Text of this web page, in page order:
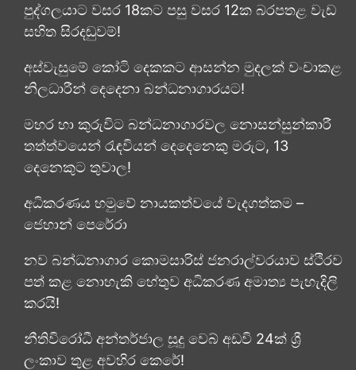
පුද්ගලයාට වසර 18කට පසු වසර 12ක බරපතළ වැඩ
සහිත සිරදඬුවම්!
අස්වැසුමේ කෝටි දෙකකට ආසන්න මුදලක් වංචාකළ
නිලධාරීන් දෙදෙනා බන්ධනාගාරයට!
මහර හා කුරුවිට බන්ධනාගාරවල නොසන්සුන්කාරී
තත්ත්වයෙන් රැඳවියන් දෙදෙනෙකු මරුට, 13
දෙනෙකුට තුවාල!
අධිකරණය හමුවේ නායකත්වයේ වැදගත්කම –
ජෙහාන් පෙරේරා
නව බන්ධනාගාර කොමසාරිස් ජනරාල්වරයාව ස්ථිරව
පත් කළ නොහැකි හේතුව අධිකරණ අමාත්‍ය පැහැදිලි
කරයි!
නීතිවිරෝධී අන්තර්ජාල සූදු වෙබ් අඩවි 24ක් ශ්‍රී
ලංකාව තුළ අවහිර කෙරේ!